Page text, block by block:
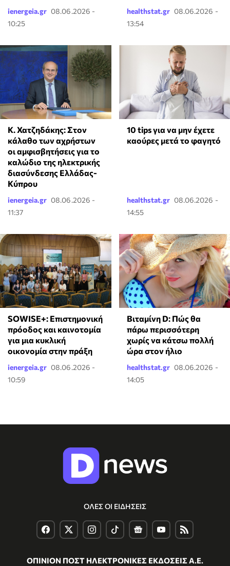
ienergeia.gr 08.06.2026 -
10:25
healthstat.gr 08.06.2026 -
13:54
Κ. Χατζηδάκης: Στον
κάλαθο των αχρήστων
οι αμφισβητήσεις για το
καλώδιο της ηλεκτρικής
διασύνδεσης Ελλάδας-
Κύπρου
ienergeia.gr 08.06.2026 -
11:37
10 tips για να μην έχετε
καούρες μετά το φαγητό
healthstat.gr 08.06.2026 -
14:55
SOWISE+: Επιστημονική
πρόοδος και καινοτομία
για μια κυκλική
οικονομία στην πράξη
ienergeia.gr 08.06.2026 -
10:59
Βιταμίνη D: Πώς θα
πάρω περισσότερη
χωρίς να κάτσω πολλή
ώρα στον ήλιο
healthstat.gr 08.06.2026 -
14:05
ΟΛΕΣ ΟΙ ΕΙΔΗΣΕΙΣ
ΟΠΙΝΙΟΝ ΠΟΣΤ ΗΛΕΚΤΡΟΝΙΚΕΣ ΕΚΔΟΣΕΙΣ Α.Ε.